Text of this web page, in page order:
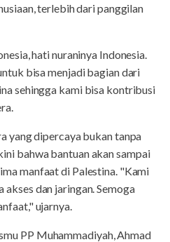
terlebih dari panggilan
hati nuraninya Indonesia.
bisa menjadi bagian dari
sehingga kami bisa kontribusi
yang dipercaya bukan tanpa
bahwa bantuan akan sampai
manfaat di Palestina. "Kami
akses dan jaringan. Semoga
ujarnya.
PP Muhammadiyah, Ahmad